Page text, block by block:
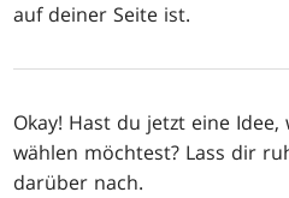
auf deiner Seite ist.
Okay! Hast du jetzt eine
wählen möchtest? Lass dir
darüber nach.